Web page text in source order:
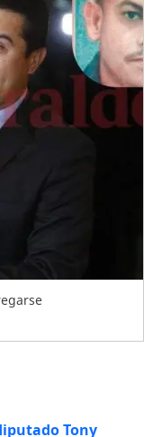
Tony